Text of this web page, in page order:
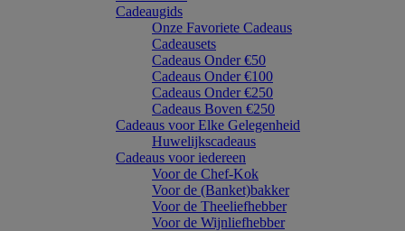
Cadeaugids
Onze Favoriete Cadeaus
Cadeausets
Cadeaus Onder €50
Cadeaus Onder €100
Cadeaus Onder €250
Cadeaus Boven €250
Cadeaus voor Elke Gelegenheid
Huwelijkscadeaus
Cadeaus voor iedereen
Voor de Chef-Kok
Voor de (Banket)bakker
Voor de Theeliefhebber
Voor de Wijnliefhebber